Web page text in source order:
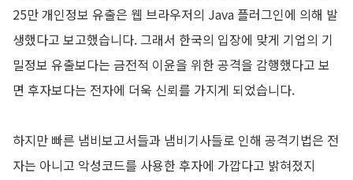
25만 개인정보 유출은 웹 브라우저의 Java 플러그인에 의해 발
생했다고 보고했습니다. 그래서 한국의 입장에 맞게 기업의 기
밀정보 유출보다는 금전적 이윤을 위한 공격을 감행했다고 보
면 후자보다는 전자에 더욱 신뢰를 가지게 되었습니다.
하지만 빠른 냄비보고서들과 냄비기사들로 인해 공격기법은 전
자는 아니고 악성코드를 사용한 후자에 가깝다고 밝혀졌지